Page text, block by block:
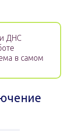
ДНС
в самом